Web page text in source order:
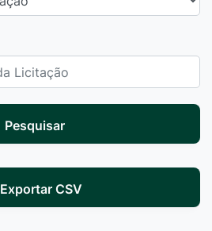
Pesquisar
Exportar CSV